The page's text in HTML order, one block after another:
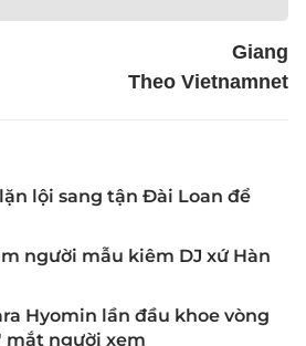
Giang
Theo Vietnamnet
lặn lội sang tận Đài Loan để
người mẫu kiêm DJ xứ Hàn
Hyomin lần đầu khoe vòng
mắt người xem